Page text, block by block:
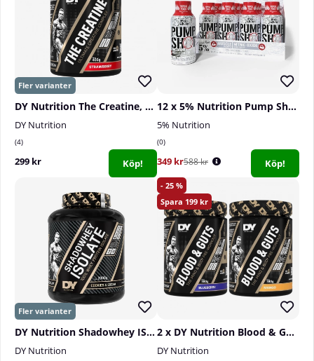
DY Nutrition The Creatine, 400 g
DY Nutrition
4
299 kr Köp!
12 x 5% Nutrition Pump Shot, 59 ml
5% Nutrition
0
349 kr588 kr Köp!
DY Nutrition Shadowhey ISOLATE, 2 kg
DY Nutrition
25
199
2 x DY Nutrition Blood & Guts, 380 g
DY Nutrition